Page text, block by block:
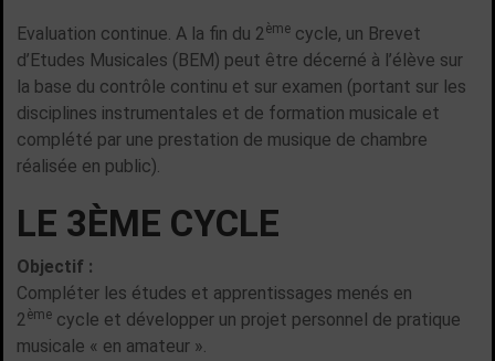
Evaluation continue. A la fin du 2ème cycle, un Brevet
d’Etudes Musicales (BEM) peut être décerné à l’élève sur
la base du contrôle continu et sur examen (portant sur les
disciplines instrumentales et de formation musicale et
complété par une prestation de musique de chambre
réalisée en public).
LE 3ÈME CYCLE
Objectif :
Compléter les études et apprentissages menés en
2ème cycle et développer un projet personnel de pratique
musicale « en amateur ».